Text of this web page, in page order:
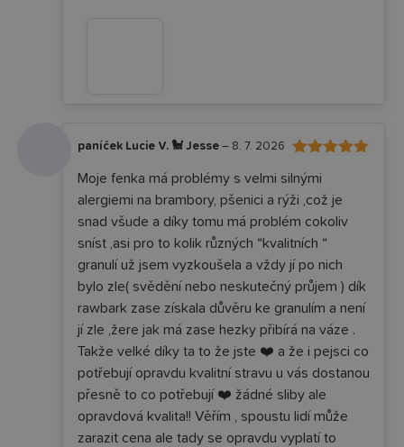
z 5
paníček Lucie V. 🐩 Jesse – 8. 7. 2026
Moje fenka má problémy s velmi silnými
alergiemi na brambory, pšenici a rýži ,což je
snad všude a díky tomu má problém cokoliv
sníst ,asi pro to kolik různých “kvalitních “
granulí už jsem vyzkoušela a vždy jí po nich
bylo zle( svědění nebo neskutečný průjem ) dík
rawbark zase získala důvěru ke granulím a není
jí zle ,žere jak má zase hezky přibírá na váze .
Takže velké díky ta to že jste ❤️ a že i pejsci co
potřebují opravdu kvalitní stravu u vás dostanou
přesně to co potřebují ❤️ žádné sliby ale
opravdová kvalita!! Věřím , spoustu lidí může
zarazit cena ale tady se opravdu vyplatí to